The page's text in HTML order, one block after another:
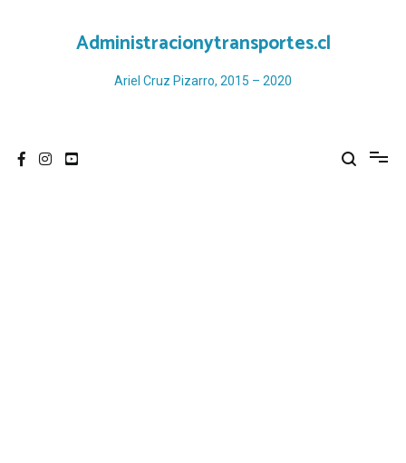
Administracionytransportes.cl
Ariel Cruz Pizarro, 2015 – 2020